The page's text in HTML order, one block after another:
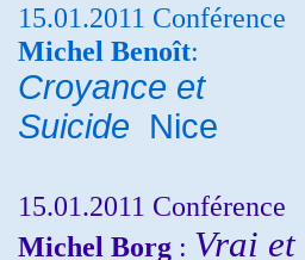
15.01.2011 Conférence
Michel Benoît:
Croyance et
Suicide Nice
15.01.2011 Conférence
Michel Borg : Vrai et